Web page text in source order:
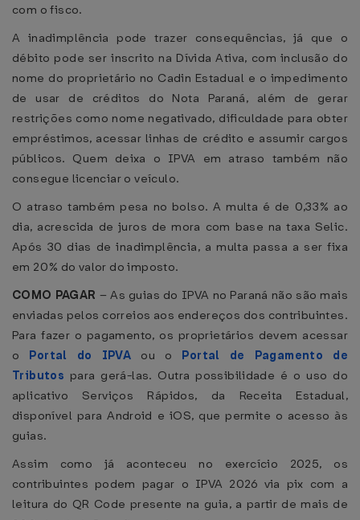
com o fisco.
A inadimplência pode trazer consequências, já que o
débito pode ser inscrito na Dívida Ativa, com inclusão do
nome do proprietário no Cadin Estadual e o impedimento
de usar de créditos do Nota Paraná, além de gerar
restrições como nome negativado, dificuldade para obter
empréstimos, acessar linhas de crédito e assumir cargos
públicos. Quem deixa o IPVA em atraso também não
consegue licenciar o veículo.
O atraso também pesa no bolso. A multa é de 0,33% ao
dia, acrescida de juros de mora com base na taxa Selic.
Após 30 dias de inadimplência, a multa passa a ser fixa
em 20% do valor do imposto.
COMO PAGAR – As guias do IPVA no Paraná não são mais
enviadas pelos correios aos endereços dos contribuintes.
Para fazer o pagamento, os proprietários devem acessar
o Portal do IPVA ou o Portal de Pagamento de
Tributos para gerá-las. Outra possibilidade é o uso do
aplicativo Serviços Rápidos, da Receita Estadual,
disponível para Android e iOS, que permite o acesso às
guias.
Assim como já aconteceu no exercício 2025, os
contribuintes podem pagar o IPVA 2026 via pix com a
leitura do QR Code presente na guia, a partir de mais de